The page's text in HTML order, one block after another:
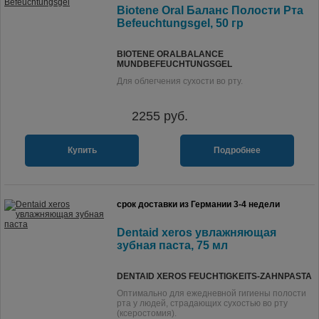
Biotene Oral Баланс Полости Рта
Befeuchtungsgel, 50 гр
BIOTENE ORALBALANCE
MUNDBEFEUCHTUNGSGEL
Для облегчения сухости во рту.
2255 руб.
Купить Подробнее
срок доставки из Германии 3-4 недели
Dentaid xeros увлажняющая
зубная паста, 75 мл
DENTAID XEROS FEUCHTIGKEITS-ZAHNPASTA
Оптимально для ежедневной гигиены полости
рта у людей, страдающих сухостью во рту
(ксеростомия).